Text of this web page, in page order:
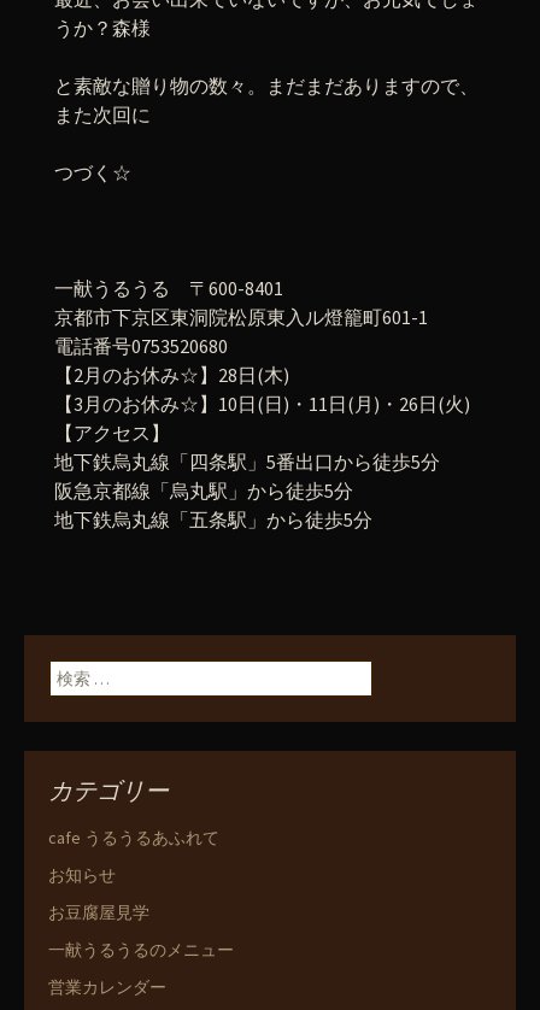
うか？森様
と素敵な贈り物の数々。まだまだありますので、
また次回に
つづく☆
一献うるうる 〒600-8401
京都市下京区東洞院松原東入ル燈籠町601-1
電話番号0753520680
【2月のお休み☆】28日(木)
【3月のお休み☆】10日(日)・11日(月)・26日(火)
【アクセス】
地下鉄烏丸線「四条駅」5番出口から徒歩5分
阪急京都線「烏丸駅」から徒歩5分
地下鉄烏丸線「五条駅」から徒歩5分
検索:
カテゴリー
cafe うるうるあふれて
お知らせ
お豆腐屋見学
一献うるうるのメニュー
営業カレンダー